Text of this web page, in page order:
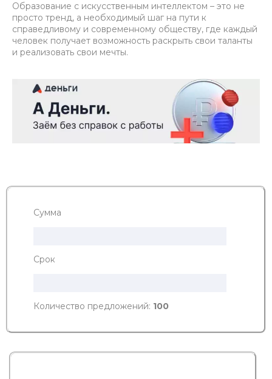
Образование с искусственным интеллектом – это не
просто тренд, а необходимый шаг на пути к
справедливому и современному обществу, где каждый
человек получает возможность раскрыть свои таланты
и реализовать свои мечты.
Сумма
Срок
Количество предложений: 100